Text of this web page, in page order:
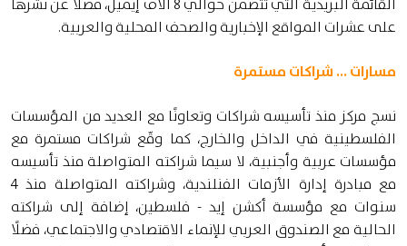
على عشرات المواقع الإخبارية والصحف المحلية والعربية.
مسارات ... شراكات مستمرة
نسج مركز منذ تأسيسه شراكات وتعاونًا مع العديد من المؤسسات
الفلسطينية في الداخل والخارج، كما وقّع شراكات مستمرة مع
مؤسسات عربية وأجنبية، لا سيما شراكته المتواصلة منذ تأسيسه
مع مبادرة إدارة الأزمات الفنلندية، وشراكته المتواصلة منذ 4
سنوات مع مؤسسة أكشن إيد - فلسطين، إضافة إلى شراكته
الحالية مع الصندوق العربي للإنماء الاقتصادي والاجتماعي، فضلًا